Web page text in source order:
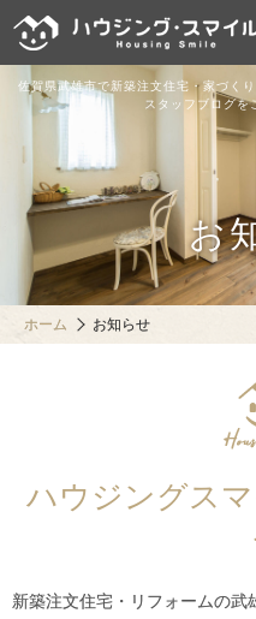
佐賀県武雄市で新築注文住宅・家づく
スタッフブログを
お
ホーム お知らせ
ハウジングス
新築注文住宅・リフォームの武